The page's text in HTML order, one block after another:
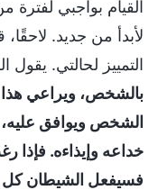
القيام بواجبي
لأبدأ من جديد.
التمييز لحالتي. يقول
بالشخص، ويراعي
الشخص ويوافق عليه،
خداعه وإيذاءه. فإذا
فسيفعل الشيطان كل